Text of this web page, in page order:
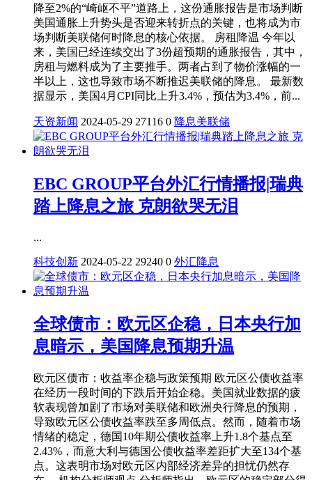
降至2%的“崎岖不平”道路上，这份通胀报告是市场判断
美国通胀上升势头是否迎来转折点的关键，也将成为市
场判断美联储何时降息的核心依据。 房租降温 今年以
来，美国已经连续交出了3份超预期的通胀报告，其中，
房租与燃料成为了主要推手。两者占到了物价涨幅的一
半以上，这也导致市场不断推迟美联储的降息。 最新数
据显示，美国4月CPI同比上升3.4%，预估为3.4%，前...
天资新闻 2024-05-29 27116 0 降息美联储
EBC GROUP平台外汇行情播报|瑞典
踏上降息之旅 克朗欲哭无泪
...
科技创新 2024-05-22 29240 0 外汇降息
全球债市：欧元区企稳，日本央行加
息暗示，美国降息预期升温
欧元区债市：收益率企稳与政策预期 欧元区公债收益率
在经历一段时间的下跌后开始企稳。美国就业数据的疲
软表现曾加剧了市场对美联储和欧洲央行降息的预期，
导致欧元区公债收益率跌至多周低点。然而，随着市场
情绪的稳定，德国10年期公债收益率上升1.8个基点至
2.43%，而意大利与德国公债收益率差距扩大至134个基
点。这表明市场对欧元区内部经济差异的担忧仍然存